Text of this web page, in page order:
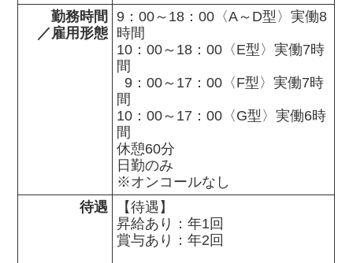
勤務時間
／雇用形態
9：00～18：00〈A～D型〉実働8
時間
10：00～18：00〈E型〉実働7時
間
  9：00～17：00〈F型〉実働7時
間
10：00～17：00〈G型〉実働6時
間
休憩60分
日勤のみ
※オンコールなし
待遇
【待遇】
昇給あり：年1回
賞与あり：年2回